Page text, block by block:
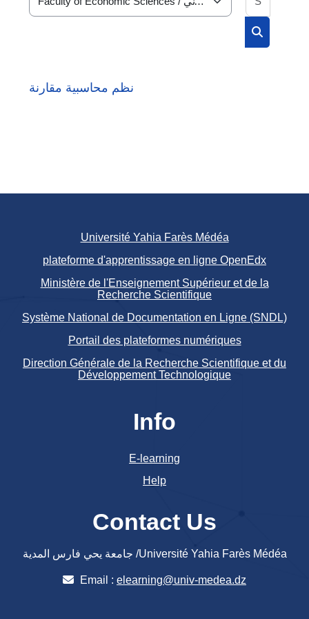
Course categories
نظم محاسبية مقارنة
Université Yahia Farès Médéa
plateforme d'apprentissage en ligne OpenEdx
Ministère de l'Enseignement Supérieur et de la
Recherche Scientifique
Système National de Documentation en Ligne (SNDL)
Portail des plateformes numériques
Direction Générale de la Recherche Scientifique et du
Développement Technologique
Info
E-learning
Help
Contact Us
جامعة يحي فارس المدية /Université Yahia Farès Médéa
Email : elearning@univ-medea.dz